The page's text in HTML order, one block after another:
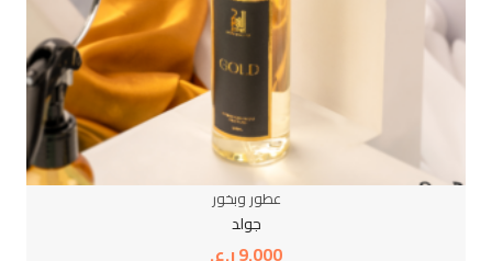
عطور وبخور
جولد